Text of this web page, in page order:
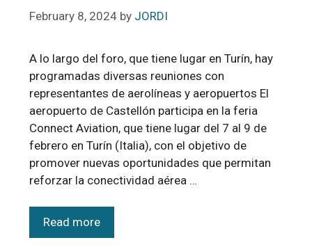
February 8, 2024 by JORDI
A lo largo del foro, que tiene lugar en Turín, hay
programadas diversas reuniones con
representantes de aerolíneas y aeropuertos El
aeropuerto de Castellón participa en la feria
Connect Aviation, que tiene lugar del 7 al 9 de
febrero en Turín (Italia), con el objetivo de
promover nuevas oportunidades que permitan
reforzar la conectividad aérea …
Read more